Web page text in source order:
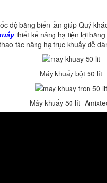
độ bằng biến tần giúp Quý
thiết kế nâng hạ tiện lợi
tác nâng hạ trục khuấy dễ
Máy khuấy bột 50 lít
Máy khuấy 50 lít-